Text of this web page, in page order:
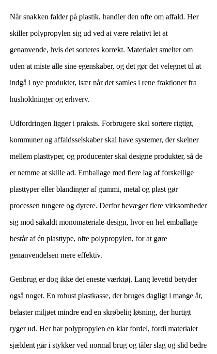
Når snakken falder på plastik, handler den ofte om affald. Her
skiller polypropylen sig ud ved at være relativt let at
genanvende, hvis det sorteres korrekt. Materialet smelter om
uden at miste alle sine egenskaber, og det gør det velegnet til at
indgå i nye produkter, især når det samles i rene fraktioner fra
husholdninger og erhverv.
Udfordringen ligger i praksis. Forbrugere skal sortere rigtigt,
kommuner og affaldsselskaber skal have systemer, der skelner
mellem plasttyper, og producenter skal designe produkter, så de
er nemme at skille ad. Emballage med flere lag af forskellige
plasttyper eller blandinger af gummi, metal og plast gør
processen tungere og dyrere. Derfor bevæger flere virksomheder
sig mod såkaldt monomateriale-design, hvor en hel emballage
består af én plasttype, ofte polypropylen, for at gøre
genanvendelsen mere effektiv.
Genbrug er dog ikke det eneste værktøj. Lang levetid betyder
også noget. En robust plastkasse, der bruges dagligt i mange år,
belaster miljøet mindre end en skrøbelig løsning, der hurtigt
ryger ud. Her har polypropylen en klar fordel, fordi materialet
sjældent går i stykker ved normal brug og tåler slag og slid bedre